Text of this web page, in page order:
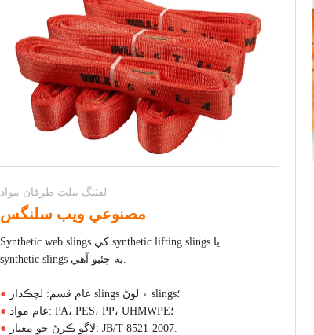
لفٽنگ بيلٽ طرفان مواد
مصنوعي ويب سلنگس
Synthetic web slings کي synthetic lifting slings يا
●
عام قسم: لچڪدار slings ۽ لوڻ slings؛
●
عام مواد: PA، PES، PP، UHMWPE؛
●
لاڳو ڪرڻ جو معيار: JB/T 8521-2007.